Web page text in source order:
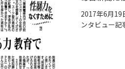
2017年6月19
ンタビュー記